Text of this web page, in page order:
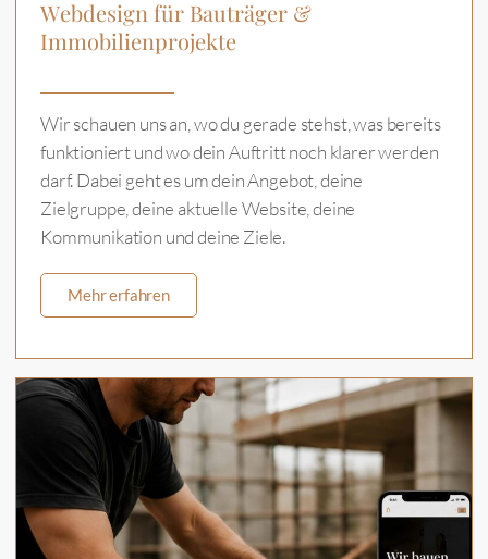
Webdesign für Bauträger &
Immobilienprojekte
Wir schauen uns an, wo du gerade stehst, was bereits
funktioniert und wo dein Auftritt noch klarer werden
darf. Dabei geht es um dein Angebot, deine
Zielgruppe, deine aktuelle Website, deine
Kommunikation und deine Ziele.
Mehr erfahren